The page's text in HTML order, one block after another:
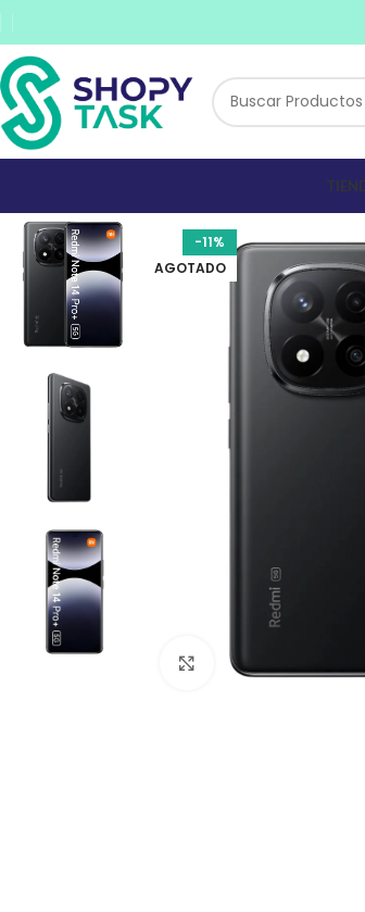
-11%
AGOTADO
Click to enlarge